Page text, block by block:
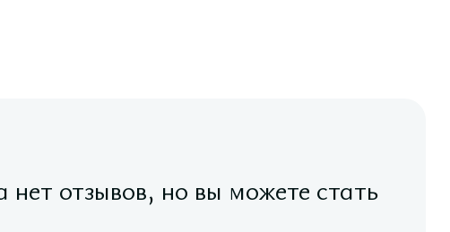
нет отзывов, но вы можете стать